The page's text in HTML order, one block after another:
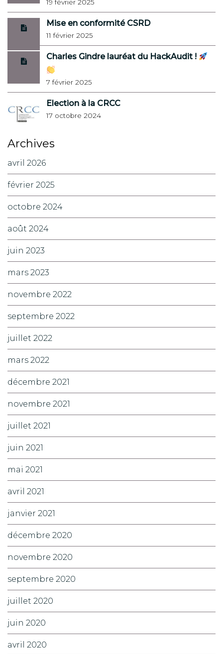
19 février 2025
Mise en conformité CSRD
11 février 2025
Charles Gindre lauréat du HackAudit !
7 février 2025
Election à la CRCC
17 octobre 2024
Archives
avril 2026
février 2025
octobre 2024
août 2024
juin 2023
mars 2023
novembre 2022
septembre 2022
juillet 2022
mars 2022
décembre 2021
novembre 2021
juillet 2021
juin 2021
mai 2021
avril 2021
janvier 2021
décembre 2020
novembre 2020
septembre 2020
juillet 2020
juin 2020
avril 2020